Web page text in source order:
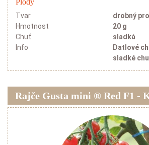
Plody
Tvar
drobný
Hmotnost
20 g
Chuť
sladká
Info
Datlové
sladké
Rajče Gusta mini ® Red F1 -